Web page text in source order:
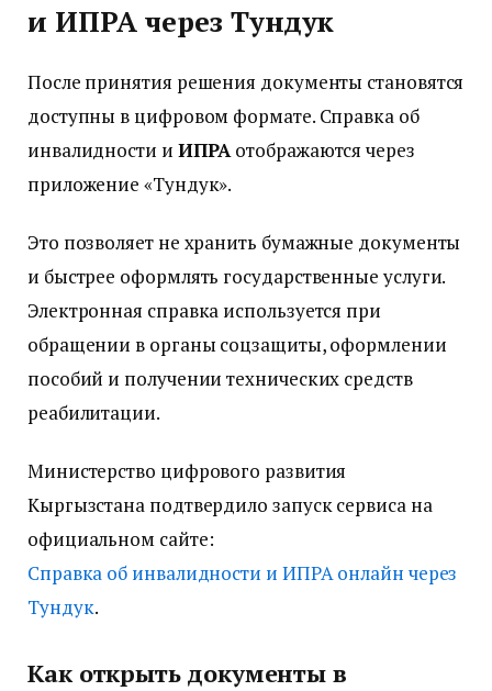
и ИПРА через Тундук
После принятия решения документы становятся
доступны в цифровом формате. Справка об
инвалидности и ИПРА отображаются через
приложение «Тундук».
Это позволяет не хранить бумажные документы
и быстрее оформлять государственные услуги.
Электронная справка используется при
обращении в органы соцзащиты, оформлении
пособий и получении технических средств
реабилитации.
Министерство цифрового развития
Кыргызстана подтвердило запуск сервиса на
официальном сайте:
Справка об инвалидности и ИПРА онлайн через
Тундук.
Как открыть документы в